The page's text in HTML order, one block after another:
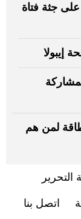
على جثة فتاة
لمن هم
اتصل بنا